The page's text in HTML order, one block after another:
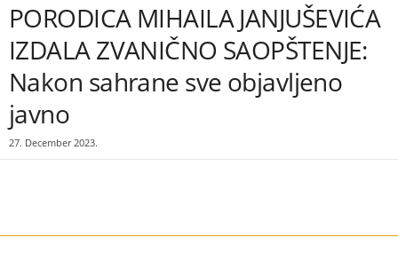
PORODICA MIHAILA JANJUŠEVIĆA
IZDALA ZVANIČNO SAOPŠTENJE:
Nakon sahrane sve objavljeno
javno
27. December 2023.